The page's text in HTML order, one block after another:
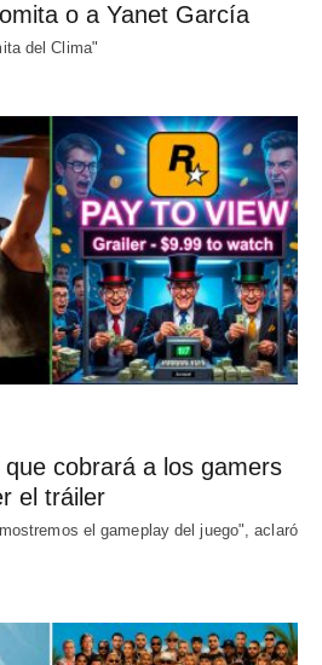
o a Yanet García
del Clima"
cobrará a los gamers
el tráiler
el gameplay del juego", aclaró